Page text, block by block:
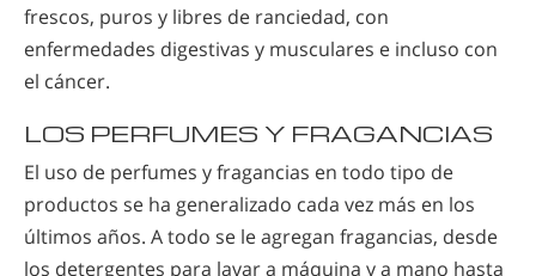
frescos, puros y libres de ranciedad, con
enfermedades digestivas y musculares e incluso con
el cáncer.
LOS PERFUMES Y FRAGANCIAS
El uso de perfumes y fragancias en todo tipo de
productos se ha generalizado cada vez más en los
últimos años. A todo se le agregan fragancias, desde
los detergentes para lavar a máquina y a mano hasta